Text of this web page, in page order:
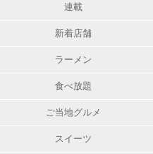
連載
新着店舗
ラーメン
食べ放題
ご当地グルメ
スイーツ